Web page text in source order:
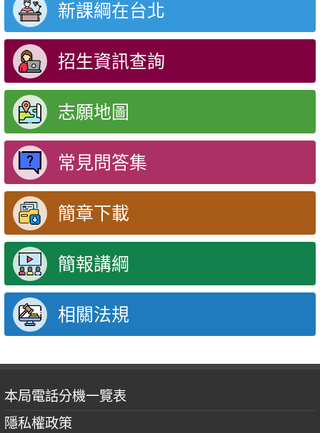
新課綱在台北
招生資訊查詢
志願地圖
常見問答集
簡章下載
簡報講綱
相關法規
本局電話分機一覽表
隱私權政策